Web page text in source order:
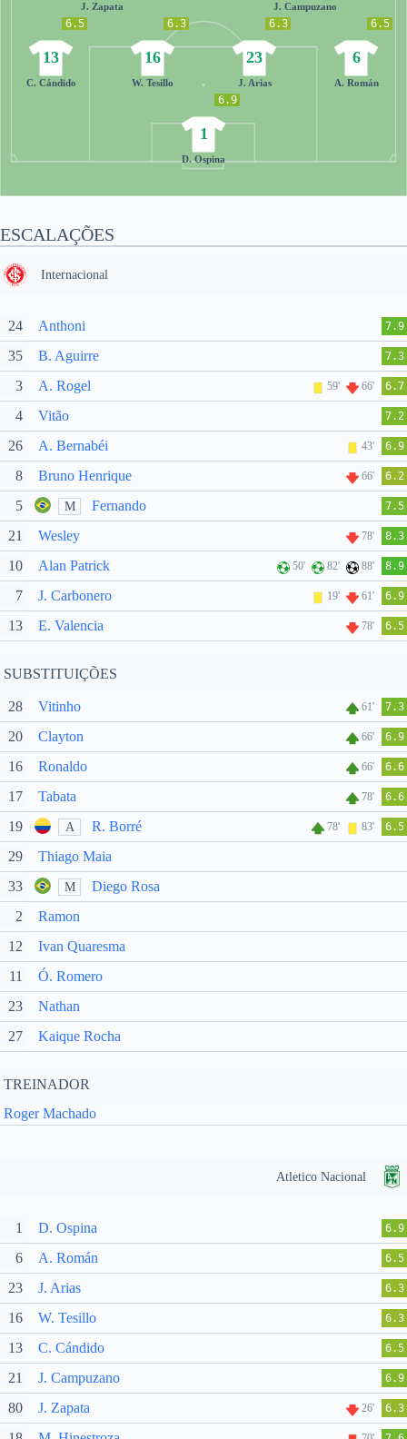
6.9
1
D. Ospina
6.5
13
C. Cándido
6.3
16
W. Tesillo
6.3
23
J. Arias
6.5
6
A. Román
J. Zapata J. Campuzano
ESCALAÇÕES
Internacional
24 Anthoni 7.9
35 B. Aguirre 7.3
3 A. Rogel 59' 66' 6.7
4 Vitão 7.2
26 A. Bernabéi 43' 6.9
8 Bruno Henrique 66' 6.2
5 M Fernando 7.5
21 Wesley 78' 8.3
10 Alan Patrick 50' 82' 88' 8.9
7 J. Carbonero 19' 61' 6.9
13 E. Valencia 78' 6.5
SUBSTITUIÇÕES
28 Vitinho 61' 7.3
20 Clayton 66' 6.9
16 Ronaldo 66' 6.6
17 Tabata 78' 6.6
19 A R. Borré 78' 83' 6.5
29
Thiago Maia
33
M
Diego Rosa
2
Ramon
12
Ivan Quaresma
11
Ó. Romero
23
Nathan
27
Kaique Rocha
TREINADOR
Roger Machado
Atletico Nacional
1 D. Ospina 6.9
6 A. Román 6.5
23 J. Arias 6.3
16 W. Tesillo 6.3
13 C. Cándido 6.5
21 J. Campuzano 6.9
80 J. Zapata 26' 6.3